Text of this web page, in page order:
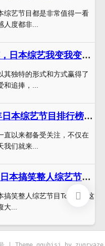
综艺节目都是非常值得一看
人度都非...
唯美又搞笑，日本综艺我变我变我变变变全面解析，让你开启幸福模式
其独特的形式和方式赢得了
追捧，...
精选2022年日本综艺节目排行榜，你最爱哪一个？
直以来都备受关注，不仅在
我们就来...
超级欢乐！日本搞笑整人综艺节目Top10
搞笑整人综艺节目Top10，这
...